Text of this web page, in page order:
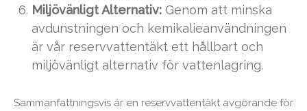
Miljövänligt Alternativ: Genom att minska
avdunstningen och kemikalieanvändningen
är vår reservvattentäkt ett hållbart och
miljövänligt alternativ för vattenlagring.
Sammanfattningsvis är en reservvattentäkt avgörande för